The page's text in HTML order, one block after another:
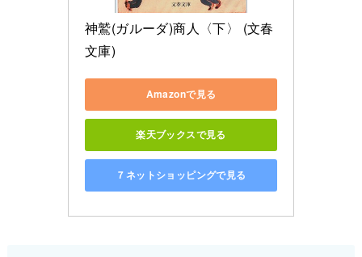
神鷲(ガルーダ)商人〈下〉 (文春
文庫)
Amazonで見る
楽天ブックスで見る
７ネットショッピングで見る